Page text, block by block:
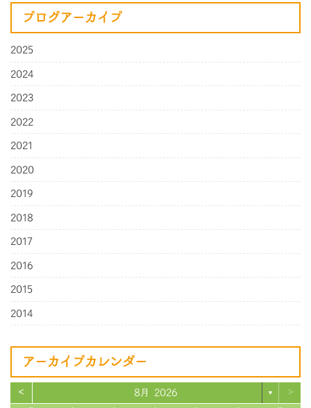
ブログアーカイブ
2025
2024
2023
2022
2021
2020
2019
2018
2017
2016
2015
2014
アーカイブカレンダー
< 8月 2026 ▼ >